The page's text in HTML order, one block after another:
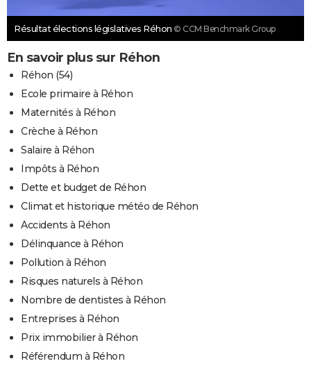
Résultat élections législatives Réhon © CCM Benchmark Group
En savoir plus sur Réhon
Réhon (54)
Ecole primaire à Réhon
Maternités à Réhon
Crèche à Réhon
Salaire à Réhon
Impôts à Réhon
Dette et budget de Réhon
Climat et historique météo de Réhon
Accidents à Réhon
Délinquance à Réhon
Pollution à Réhon
Risques naturels à Réhon
Nombre de dentistes à Réhon
Entreprises à Réhon
Prix immobilier à Réhon
Référendum à Réhon